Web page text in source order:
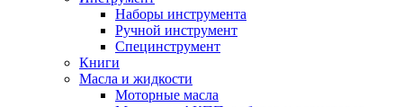
Наборы инструмента
Ручной инструмент
Специнструмент
Книги
Масла и жидкости
Моторные масла